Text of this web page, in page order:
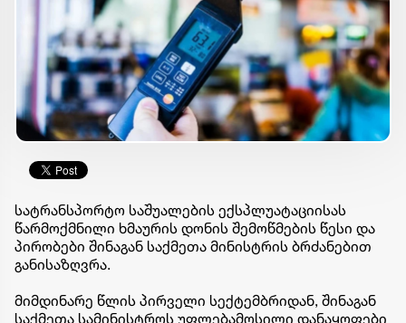
სატრანსპორტო საშუალების ექსპლუატაციისას
წარმოქმნილი ხმაურის დონის შემოწმების წესი და
პირობები შინაგან საქმეთა მინისტრის ბრძანებით
განისაზღვრა.
მიმდინარე წლის პირველი სექტემბრიდან, შინაგან
საქმეთა სამინისტროს უფლებამოსილი დანაყოფები